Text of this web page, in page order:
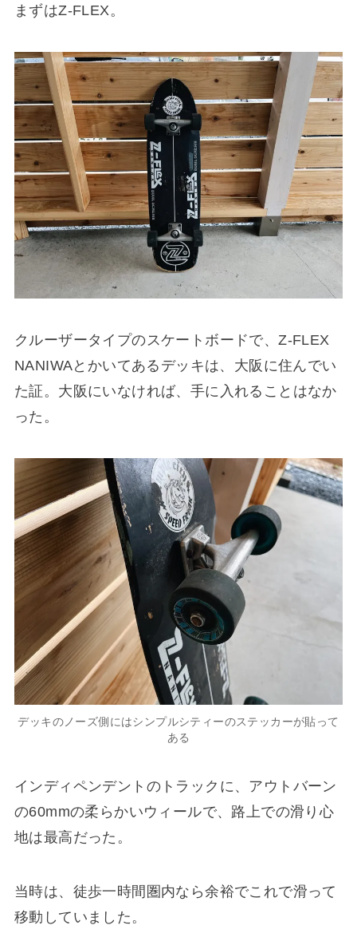
まずはZ-FLEX。
クルーザータイプのスケートボードで、Z-FLEX
NANIWAとかいてあるデッキは、大阪に住んでい
た証。大阪にいなければ、手に入れることはなか
った。
デッキのノーズ側にはシンプルシティーのステッカーが貼って
ある
インディペンデントのトラックに、アウトバーン
の60mmの柔らかいウィールで、路上での滑り心
地は最高だった。
当時は、徒歩一時間圏内なら余裕でこれで滑って
移動していました。